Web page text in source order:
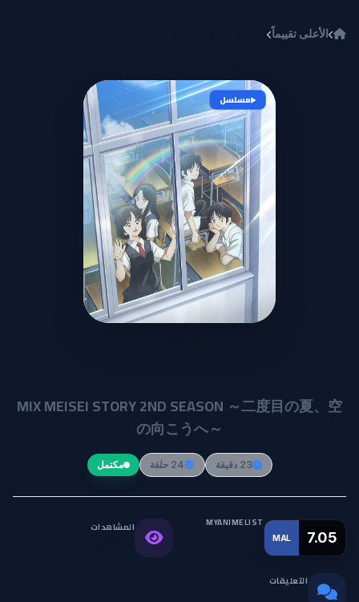
الأعلى تقييماً
مسلسل
Mix: Meisei Story - Nidome no
MIX MEISEI STORY 2ND SEASON ～二度目の夏、空
の向こうへ～
23 دقيقة 24 حلقة مكتمل
MAL 7.05
MYANIMELIST المشاهدات
التعليقات